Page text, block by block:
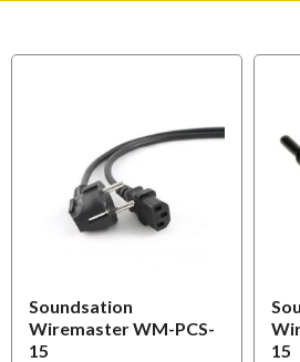
Soundsation
Wiremaster WM-PCS-
15
15